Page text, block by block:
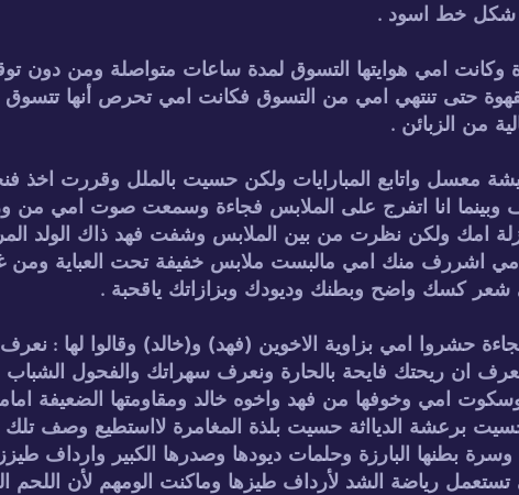
شكل خط اسود .
وكانت امي هوايتها التسوق لمدة ساعات متواصلة ومن دون
تنتهي امي من التسوق فكانت امي تحرص أنها تتسوق
من الزبائن .
معسل واتابع المبارايات ولكن حسيت بالملل وقررت اخذ
وبينما انا اتفرج على الملابس فجاءة وسمعت صوت امي من
امك ولكن نظرت من بين الملابس وشفت فهد ذاك الولد
اشررف منك امي مالبست ملابس خفيفة تحت العباية ومن
كسك واضح وبطنك وديودك وبزازاتك ياقحبة .
امي بزاوية الاخوين (فهد) و(خالد) وقالوا لها : نعرف
ان ريحتك فايحة بالحارة ونعرف سهراتك والفحول
امي وخوفها من فهد واخوه خالد ومقاومتها الضعيفة
برعشة الديااثة حسيت بلذة المغامرة لااستطيع وصف
بطنها البارزة وحلمات ديودها وصدرها الكبير وارداف
رياضة الشد لأرداف طيزها وماكنت الومهم لأن اللحم